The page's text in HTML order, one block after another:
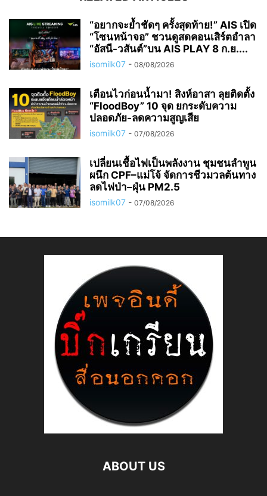
“อยากจะย้ำชัดๆ ครั้งสุดท้าย!” AIS เปิด
“โซนหน้าจอ” ชวนดูสดคอนเสิร์ตอำลา
“อัสนี-วสันต์”บน AIS PLAY 8 ก.ย....
isomilk07 - 08/08/2026
เตือนไวก่อนน้ำมา! สิงห์อาสา ลุยติดตั้ง
“FloodBoy” 10 จุด ยกระดับความ
ปลอดภัย-ลดความสูญเสีย
isomilk07 - 07/08/2026
เปลี่ยนเชื้อไฟเป็นพลังงาน ชุมชนลำพูน
ผนึก CPF–แม่โจ้ จัดการชีวมวลต้นทาง
ลดไฟป่า–ฝุ่น PM2.5
isomilk07 - 07/08/2026
ABOUT US